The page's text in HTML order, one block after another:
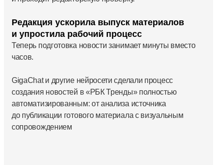
Редакция ускорила выпуск материалов
и упростила рабочий процесс
Теперь подготовка новости занимает минуты вместо
часов.
GigaChat и другие нейросети сделали процесс
создания новостей в «РБК Тренды» полностью
автоматизированным: от анализа источника
до публикации готового материала с визуальным
сопровождением